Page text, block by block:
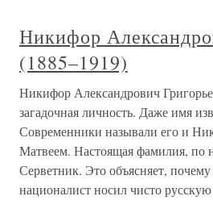
Никифор
(1885–1919)
Никифор Александрович
загадочная личность. Даже имя
Современники называли его и
Матвеем. Настоящая фамилия, по
Серветник. Это объясняет,
националист носил чисто русскую